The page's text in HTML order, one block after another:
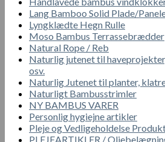
Lang Bamboo Solid Plade/
Lyngklædte Hegn Rulle
Moso Bambus Terrassebrædder
Natural Rope / Reb
Naturlig jutenet til
osv.
Naturlig Jutenet til planter,
Naturligt Bambusstrimler
NY BAMBUS VARER
Personlig hygiejne artikler
Pleje og Vedligeholdelse
PLEJEARTIKLER /